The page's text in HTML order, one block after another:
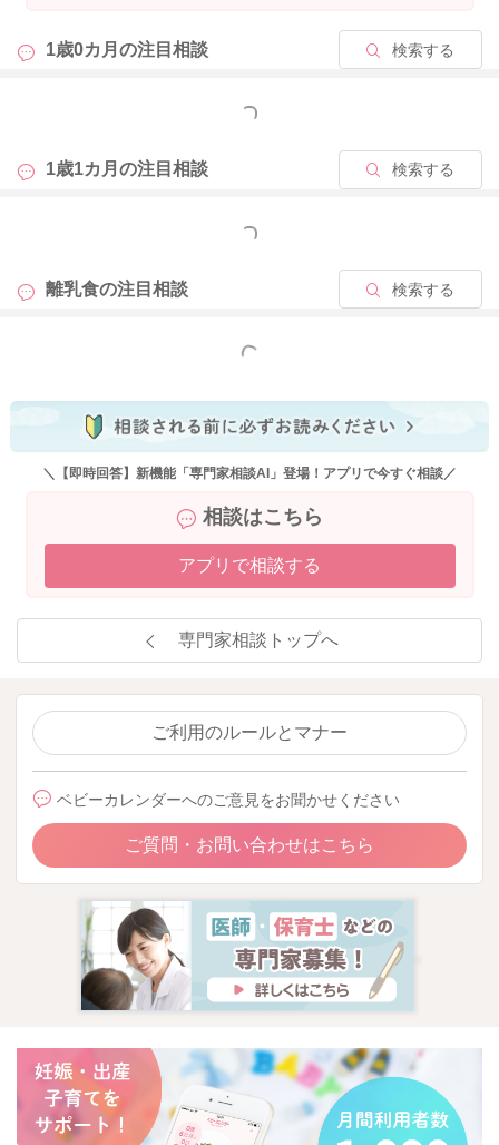
2025/1/22 11:36
1歳0カ月の注目相談 検索する
もっと見る
1歳1カ月の注目相談 検索する
もっと見る
離乳食の注目相談 検索する
もっと見る
＼【即時回答】新機能「専門家相談AI」登場！アプリで今すぐ相談／
相談はこちら
アプリで相談する
専門家相談トップへ
ご利用のルールとマナー
ベビーカレンダーへのご意見をお聞かせください
ご質問・お問い合わせはこちら